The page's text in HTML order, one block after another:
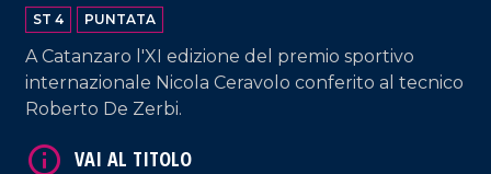
ST 4 PUNTATA
A Catanzaro l'XI edizione del premio sportivo
internazionale Nicola Ceravolo conferito al tecnico
Roberto De Zerbi.
VAI AL TITOLO